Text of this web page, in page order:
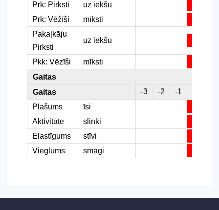
Prk: Pirksti
uz iekšu
Prk: Vēžīši
mīksti
Pakaļkāju
Pirksti
uz iekšu
Pkk: Vēzīši
mīksti
Gaitas
Gaitas
-3 -2 -1
Plašums
īsi
Aktivitāte
slinki
Elastīgums
stīvi
Vieglums
smagi